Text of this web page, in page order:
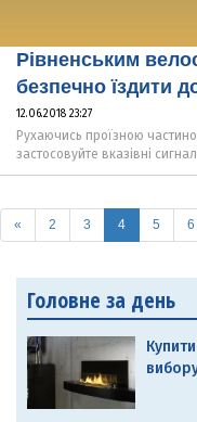
Рівненським
безпечно їздити
12.06.2018 23:27
Рухаючись проїзною
застосовуйте вказівні
« 2 3 4(current)
5 6
Головне за день